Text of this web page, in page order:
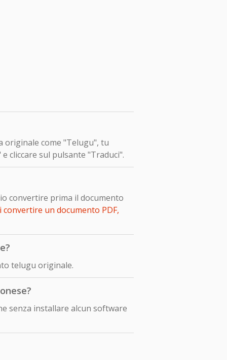
originale come "Telugu", tu
cliccare sul pulsante "Traduci".
convertire prima il documento
convertire un documento PDF,
telugu originale.
senza installare alcun software